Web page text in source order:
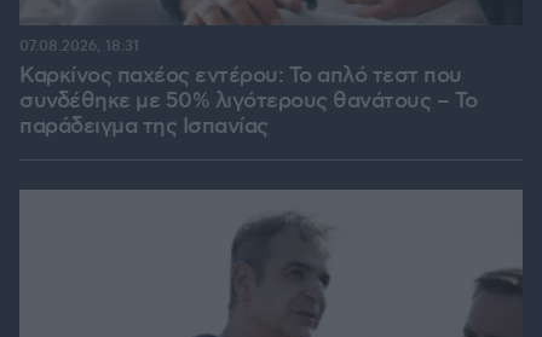
Καρκίνος παχέος εντέρου: Το απλό τεστ που
συνδέθηκε με 50% λιγότερους θανάτους – Το
παράδειγμα της Ισπανίας
07.08.2026, 18:31